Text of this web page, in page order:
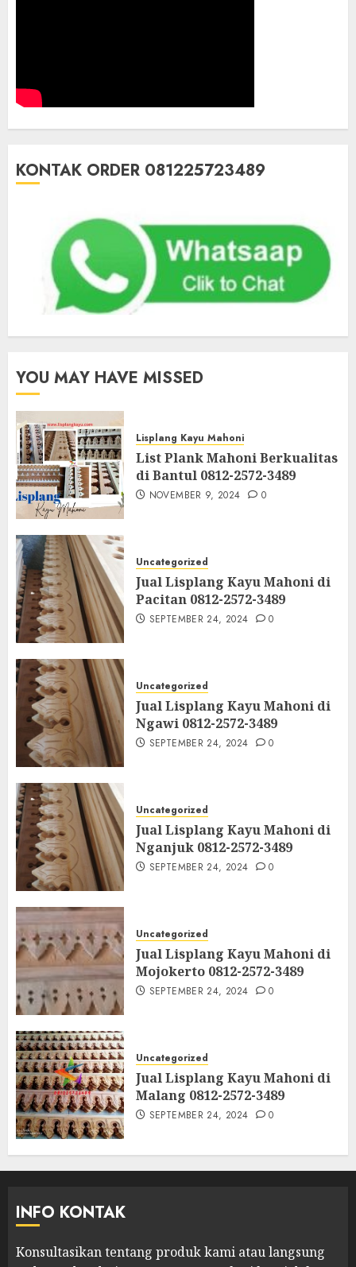
KONTAK ORDER 081225723489
YOU MAY HAVE MISSED
Lisplang Kayu Mahoni
List Plank Mahoni Berkualitas
di Bantul 0812-2572-3489
NOVEMBER 9, 2024 0
Uncategorized
Jual Lisplang Kayu Mahoni di
Pacitan 0812-2572-3489
SEPTEMBER 24, 2024 0
Uncategorized
Jual Lisplang Kayu Mahoni di
Ngawi 0812-2572-3489
SEPTEMBER 24, 2024 0
Uncategorized
Jual Lisplang Kayu Mahoni di
Nganjuk 0812-2572-3489
SEPTEMBER 24, 2024 0
Uncategorized
Jual Lisplang Kayu Mahoni di
Mojokerto 0812-2572-3489
SEPTEMBER 24, 2024 0
Uncategorized
Jual Lisplang Kayu Mahoni di
Malang 0812-2572-3489
SEPTEMBER 24, 2024 0
INFO KONTAK
Konsultasikan tentang produk kami atau langsung